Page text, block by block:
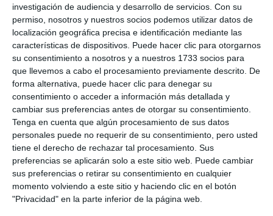
investigación de audiencia y desarrollo de servicios. Con su
permiso, nosotros y nuestros socios podemos utilizar datos de
localización geográfica precisa e identificación mediante las
características de dispositivos. Puede hacer clic para otorgarnos
su consentimiento a nosotros y a nuestros 1733 socios para
que llevemos a cabo el procesamiento previamente descrito. De
forma alternativa, puede hacer clic para denegar su
consentimiento o acceder a información más detallada y
cambiar sus preferencias antes de otorgar su consentimiento.
Tenga en cuenta que algún procesamiento de sus datos
personales puede no requerir de su consentimiento, pero usted
tiene el derecho de rechazar tal procesamiento. Sus
preferencias se aplicarán solo a este sitio web. Puede cambiar
sus preferencias o retirar su consentimiento en cualquier
momento volviendo a este sitio y haciendo clic en el botón
"Privacidad" en la parte inferior de la página web.